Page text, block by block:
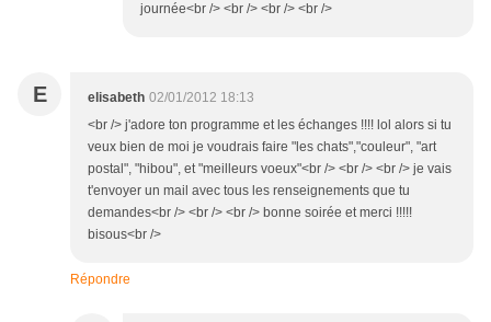
journée<br /> <br /> <br /> <br />
E elisabeth 02/01/2012 18:13
<br /> j'adore ton programme et les échanges !!!! lol alors si tu
veux bien de moi je voudrais faire "les chats","couleur", "art
postal", "hibou", et "meilleurs voeux"<br /> <br /> <br /> je vais
t'envoyer un mail avec tous les renseignements que tu
demandes<br /> <br /> <br /> bonne soirée et merci !!!!!
bisous<br />
Répondre